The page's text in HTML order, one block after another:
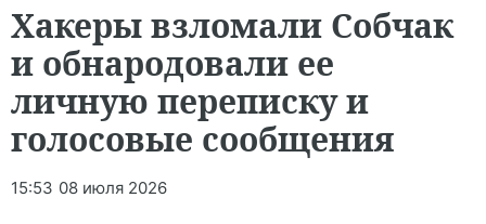
Хакеры взломали Собчак
и обнародовали ее
личную переписку и
голосовые сообщения
15:53 08 июля 2026